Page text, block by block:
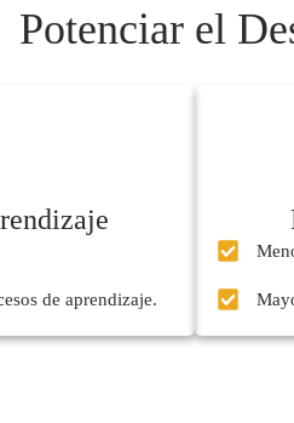
Potenciar el
de aprendizaje.